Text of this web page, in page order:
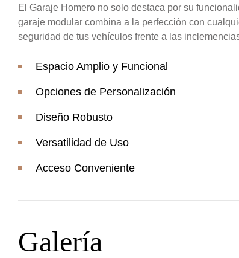
El Garaje Homero no solo destaca por su
garaje modular combina a la perfección con
seguridad de tus vehículos frente a las
Espacio Amplio y Funcional
Opciones de Personalización
Diseño Robusto
Versatilidad de Uso
Acceso Conveniente
Galería